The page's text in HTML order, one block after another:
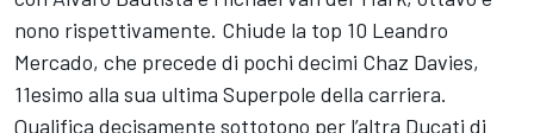
nono rispettivamente. Chiude la top 10 Leandro
Mercado, che precede di pochi decimi Chaz Davies,
11esimo alla sua ultima Superpole della carriera.
Qualifica decisamente sottotono per l’altra Ducati di